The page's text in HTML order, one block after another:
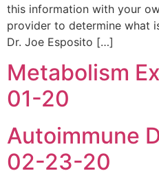
this information with your
provider to determine what
Dr. Joe Esposito […]
Metabolism
01-20
Autoimmune
02-23-20